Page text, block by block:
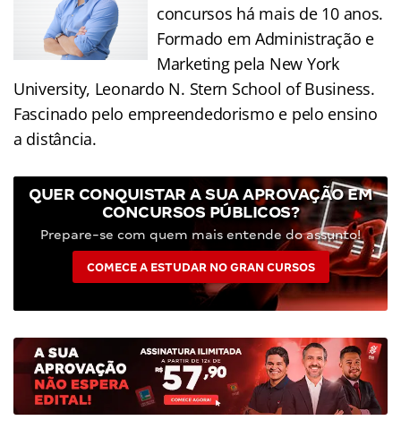
concursos há mais de 10 anos.
Formado em Administração e
Marketing pela New York
University, Leonardo N. Stern School of Business.
Fascinado pelo empreendedorismo e pelo ensino
a distância.
QUER CONQUISTAR A SUA APROVAÇÃO EM
CONCURSOS PÚBLICOS?
Prepare-se com quem mais entende do assunto!
COMECE A ESTUDAR NO GRAN CURSOS